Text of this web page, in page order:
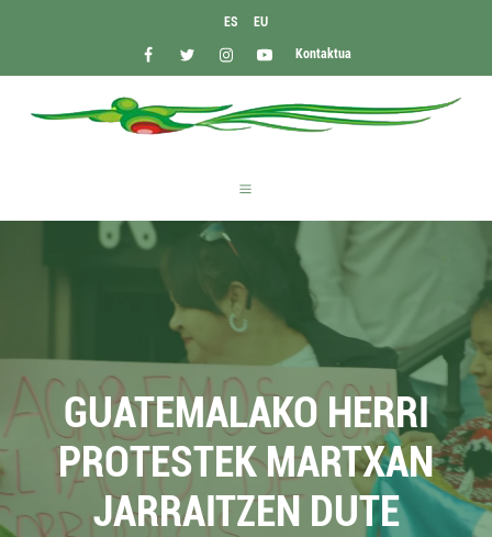
ES EU
Kontaktua
GUATEMALAKO HERRI
PROTESTEK MARTXAN
JARRAITZEN DUTE